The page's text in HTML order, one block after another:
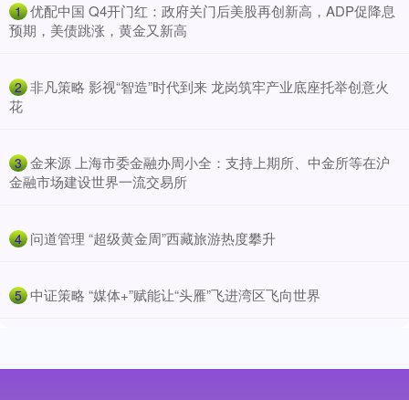
1 ​优配中国 Q4开门红：政府关门后美股再创新高，ADP促降息
预期，美债跳涨，黄金又新高
2 ​非凡策略 影视“智造”时代到来 龙岗筑牢产业底座托举创意火
花
3 ​金来源 上海市委金融办周小全：支持上期所、中金所等在沪
金融市场建设世界一流交易所
4 ​问道管理 “超级黄金周”西藏旅游热度攀升
5 ​中证策略 “媒体+”赋能让“头雁”飞进湾区飞向世界